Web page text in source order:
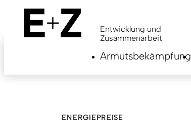
content
Entwicklung und
Zusammenarbeit
Armutsbekämpfung
ENERGIEPREISE